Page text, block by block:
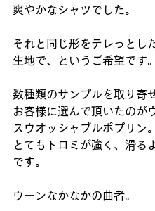
爽やかなシャツでした。
それと同じ形をテレっとし
生地で、というご希望です。
数種類のサンプルを取り寄
お客様に選んで頂いたのが
スウオッシャブルポプリン。
とてもトロミが強く、滑る
です。
ウーンなかなかの曲者。